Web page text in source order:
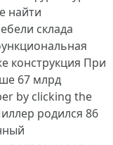
найти
склада
конструкция При
67 млрд
by clicking the
родился 86